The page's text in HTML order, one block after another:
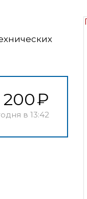
200
в 13:42